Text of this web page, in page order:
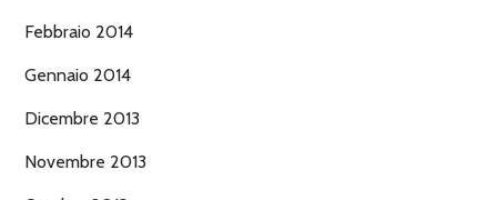
Febbraio 2014
Gennaio 2014
Dicembre 2013
Novembre 2013